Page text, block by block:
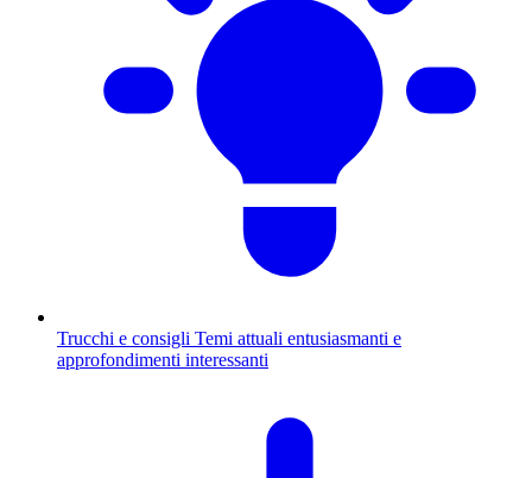
Trucchi e consigli Temi attuali entusiasmanti e
approfondimenti interessanti